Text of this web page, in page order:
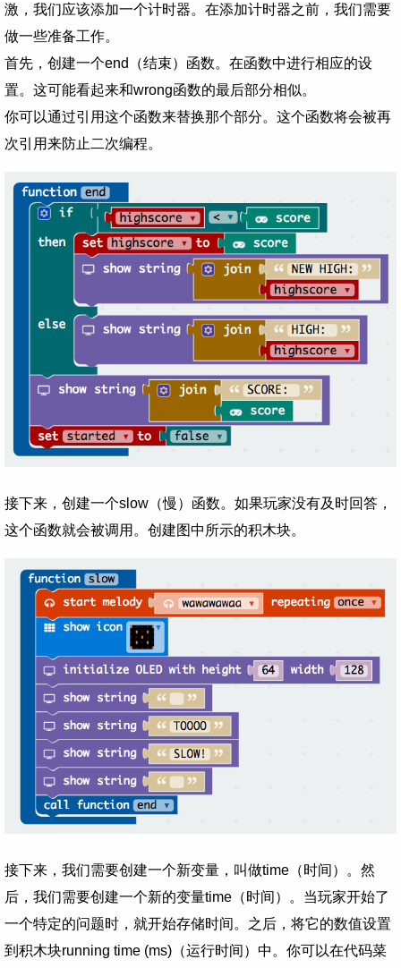
激，我们应该添加一个计时器。在添加计时器之前，我们需要
做一些准备工作。
首先，创建一个end（结束）函数。在函数中进行相应的设
置。这可能看起来和wrong函数的最后部分相似。
你可以通过引用这个函数来替换那个部分。这个函数将会被再
次引用来防止二次编程。
接下来，创建一个slow（慢）函数。如果玩家没有及时回答，
这个函数就会被调用。创建图中所示的积木块。
接下来，我们需要创建一个新变量，叫做time（时间）。然
后，我们需要创建一个新的变量time（时间）。当玩家开始了
一个特定的问题时，就开始存储时间。之后，将它的数值设置
到积木块running time (ms)（运行时间）中。你可以在代码菜